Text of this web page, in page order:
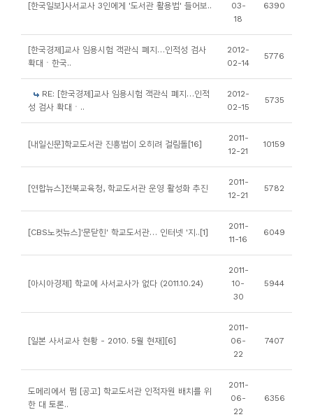
[한국일보]사서교사 3인에게 '도서관 활용법' 들어보..
03-
18
6390
[한국경제]교사 임용시험 객관식 폐지…인적성 검사
확대ㆍ한국..
2012-
02-14
5776
RE: [한국경제]교사 임용시험 객관식 폐지…인적
성 검사 확대ㆍ..
2012-
02-15
5735
[내일신문]학교도서관 진흥법이 오히려 걸림돌[16]
2011-
12-21
10159
[연합뉴스]전북교육청, 학교도서관 운영 활성화 추진
2011-
12-21
5782
[CBS노컷뉴스]'문닫힌' 학교도서관… 인터넷 '지..[1]
2011-
11-16
6049
[아시아경제] 학교에 사서교사가 없다 (2011.10.24)
2011-
10-
30
5944
[일본 사서교사 현황 - 2010. 5월 현재][6]
2011-
06-
22
7407
도메리에서 펌 [공고] 학교도서관 인적자원 배치를 위
한 대 토론..
2011-
06-
22
6356
소